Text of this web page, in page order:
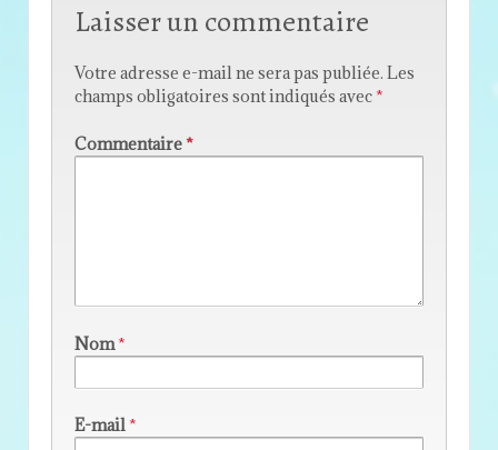
Laisser un commentaire
Votre adresse e-mail ne sera pas publiée. Les
champs obligatoires sont indiqués avec *
Commentaire*
Nom*
E-mail*